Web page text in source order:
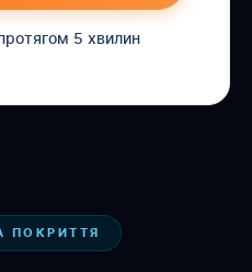
5 хвилин
ПОКРИТТЯ